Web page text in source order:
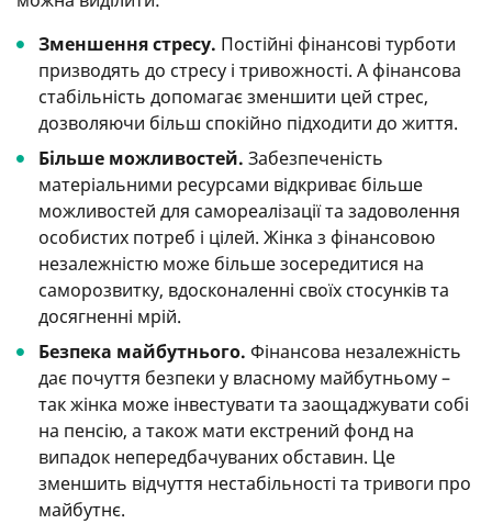
Зменшення стресу. Постійні фінансові турботи
призводять до стресу і тривожності. А фінансова
стабільність допомагає зменшити цей стрес,
дозволяючи більш спокійно підходити до життя.
Більше можливостей. Забезпеченість
матеріальними ресурсами відкриває більше
можливостей для самореалізації та задоволення
особистих потреб і цілей. Жінка з фінансовою
незалежністю може більше зосередитися на
саморозвитку, вдосконаленні своїх стосунків та
досягненні мрій.
Безпека майбутнього. Фінансова незалежність
дає почуття безпеки у власному майбутньому –
так жінка може інвестувати та заощаджувати собі
на пенсію, а також мати екстрений фонд на
випадок непередбачуваних обставин. Це
зменшить відчуття нестабільності та тривоги про
майбутнє.